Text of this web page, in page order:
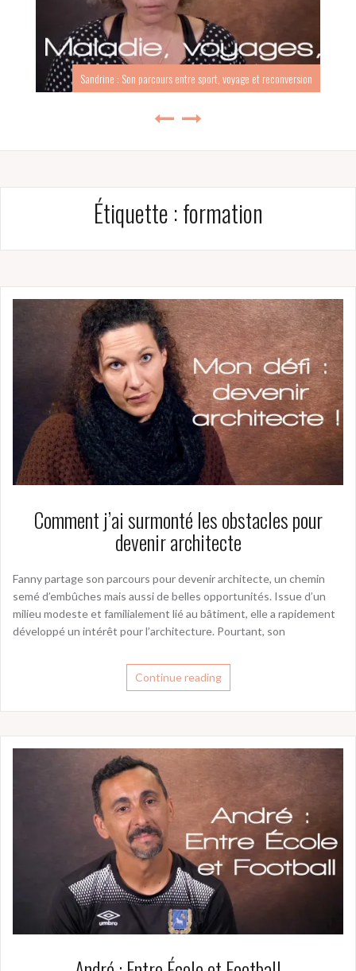
Sandrine : Son parcours entre sport, voyage et reconversion
Étiquette :formation
Comment j’ai surmonté les obstacles pour
devenir architecte
Fanny partage son parcours pour devenir architecte, un chemin
semé d’embûches mais aussi de belles opportunités. Issue d’un
milieu modeste et familialement lié au bâtiment, elle a rapidement
développé un intérêt pour l’architecture. Pourtant, son
Continue reading